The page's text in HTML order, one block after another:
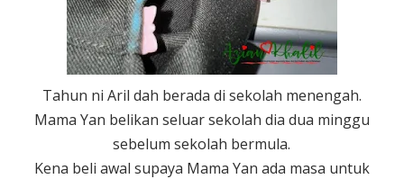
Tahun ni Aril dah berada di sekolah menengah.
Mama Yan belikan seluar sekolah dia dua minggu
sebelum sekolah bermula.
Kena beli awal supaya Mama Yan ada masa untuk